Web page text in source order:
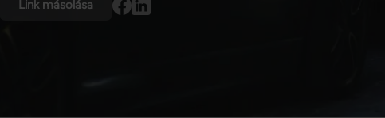
Link másolása